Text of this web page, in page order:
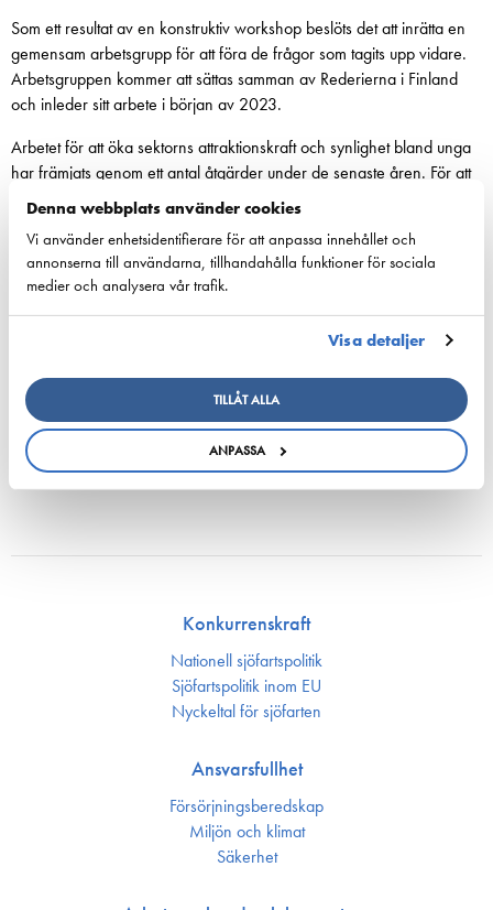
Denna webbplats använder cookies
Vi använder enhetsidentifierare för att anpassa innehållet och
annonserna till användarna, tillhandahålla funktioner för sociala
medier och analysera vår trafik.
Visa detaljer
TILLÅT ALLA
ANPASSA
Som ett resultat av en konstruktiv workshop beslöts det att inrätta en
gemensam arbetsgrupp för att föra de frågor som tagits upp vidare.
Arbetsgruppen kommer att sättas samman av Rederierna i Finland
och inleder sitt arbete i början av 2023.
Arbetet för att öka sektorns attraktionskraft och synlighet bland unga
har främjats genom ett antal åtgärder under de senaste åren. För att
nå potentiell arbetskraft bland unga har det bland annat inletts
samarbete med studie- och yrkesvägledare, skapats en broschyr om
utbildningsalternativen inom sjöfart, producerats en podcast om
sjöfartsklustret och en video om sjöfartens betydelse. I år har
Rederierna i Finland startat Företagsby-samarbetet, där
niondeklassare får lära sig om rederier och sjöfartsindustrin i en
Konkurrenskraft
Nationell sjöfartspolitik
Sjöfarts­politik inom EU
Nyckeltal för sjöfarten
Ansvarsfullhet
Försörjnings­beredskap
Miljön och klimat
Säkerhet